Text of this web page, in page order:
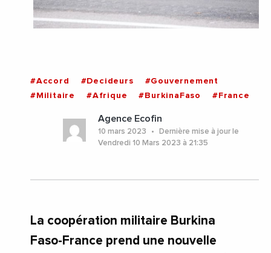
#Accord #Decideurs
#Gouvernement
#Militaire
#Afrique #BurkinaFaso #France
Agence Ecofin
10 mars 2023
Dernière mise à jour le
Vendredi 10 Mars 2023 à 21:35
La coopération militaire Burkina
Faso-France prend une nouvelle